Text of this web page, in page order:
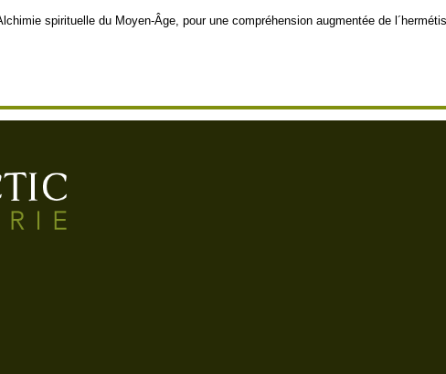
spirituelle du Moyen-Âge, pour une compréhension augmentée de